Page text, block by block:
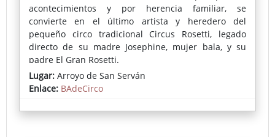
acontecimientos y por herencia familiar, se
convierte en el último artista y heredero del
pequeño circo tradicional Circus Rosetti, legado
directo de su madre Josephine, mujer bala, y su
padre El Gran Rosetti.
La tradición debe continuar… el público espera…
familia de circo empeñada en no perder sus
Lugar: Arroyo de San Serván
Enlace: BAdeCirco